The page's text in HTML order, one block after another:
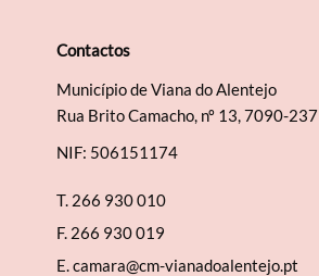
Termo de Pesquisa
Categorias gerais
Contactos
Município de Viana do Alentejo
Rua Brito Camacho, nº 13, 7090-237
NIF: 506151174
T. 266 930 010
F. 266 930 019
E.camara@cm-vianadoalentejo.pt